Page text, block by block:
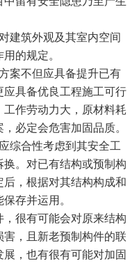
筑外观及其室内空间
的规定。
不但应具备提升已有
具备优良工程施工可行
作劳动力大，原材料耗
必定会危害加固品质。
合性考虑到其安全工
。对已有结构或预制构
，根据对其结构构成和
存并运用。
很有可能会对原来结构
，且新老预制构件的联
，也有很有可能对加固